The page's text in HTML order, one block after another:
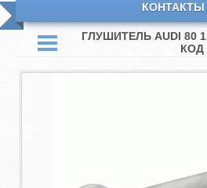
КОНТАКТЫ
ГЛУШИТЕЛЬ AUDI 80
КОД